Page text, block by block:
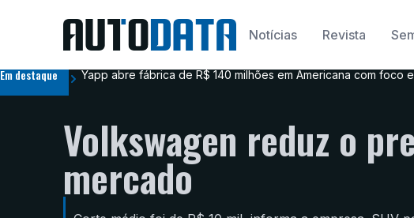
Notícias Revista
Em destaque Yapp abre fábrica de R$ 140 milhões em Americana com foco
Volkswagen reduz o
mercado